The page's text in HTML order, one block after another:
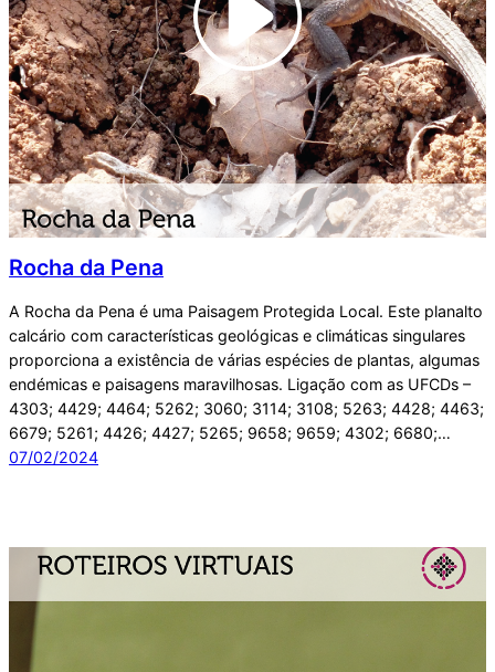
Rocha da Pena
A Rocha da Pena é uma Paisagem Protegida Local. Este planalto
calcário com características geológicas e climáticas singulares
proporciona a existência de várias espécies de plantas, algumas
endémicas e paisagens maravilhosas. Ligação com as UFCDs –
4303; 4429; 4464; 5262; 3060; 3114; 3108; 5263; 4428; 4463;
6679; 5261; 4426; 4427; 5265; 9658; 9659; 4302; 6680;…
07/02/2024